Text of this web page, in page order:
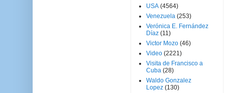
USA (4564)
Venezuela (253)
Verónica E. Fernández
Díaz (11)
Victor Mozo (46)
Video (2221)
Visita de Francisco a
Cuba (28)
Waldo Gonzalez
Lopez (130)